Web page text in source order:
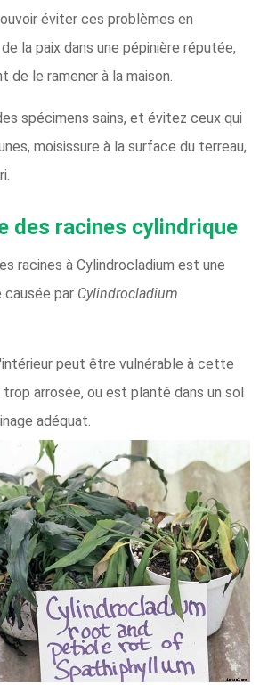
éviter ces problèmes en
la paix dans une pépinière réputée,
de le ramener à la maison.
spécimens sains, et évitez ceux qui
moisissure à la surface du terreau,
des racines cylindrique
racines à Cylindrocladium est une
par Cylindrocladium
peut être vulnérable à cette
arrosée, ou est planté dans un sol
adéquat.